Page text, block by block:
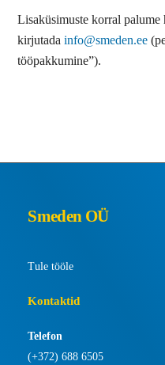
Lisaküsimuste korral
kirjutadainfo@smeden.ee
tööpakkumine”).
Smeden OÜ
Tule tööle
Kontaktid
Telefon
(+372) 688 6505